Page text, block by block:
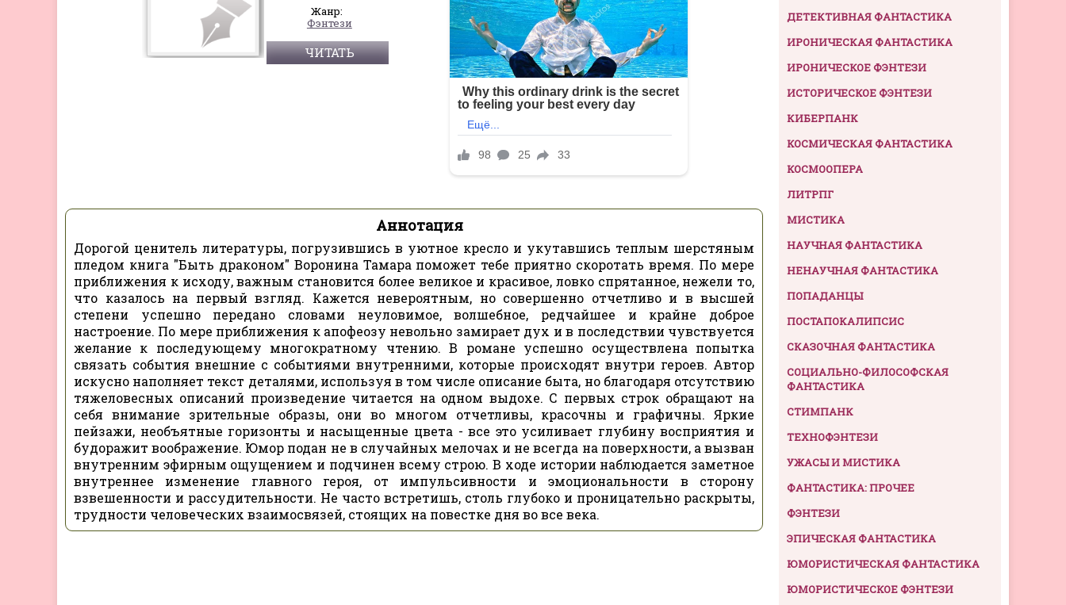
Жанр:
Фэнтези
ЧИТАТЬ
Аннотация
Дорогой ценитель литературы, погрузившись в уютное кресло и укутавшись теплым шерстяным
пледом книга "Быть драконом" Воронина Тамара поможет тебе приятно скоротать время. По мере
приближения к исходу, важным становится более великое и красивое, ловко спрятанное, нежели то,
что казалось на первый взгляд. Кажется невероятным, но совершенно отчетливо и в высшей
степени успешно передано словами неуловимое, волшебное, редчайшее и крайне доброе
настроение. По мере приближения к апофеозу невольно замирает дух и в последствии чувствуется
желание к последующему многократному чтению. В романе успешно осуществлена попытка
связать события внешние с событиями внутренними, которые происходят внутри героев. Автор
искусно наполняет текст деталями, используя в том числе описание быта, но благодаря отсутствию
тяжеловесных описаний произведение читается на одном выдохе. С первых строк обращают на
себя внимание зрительные образы, они во многом отчетливы, красочны и графичны. Яркие
пейзажи, необъятные горизонты и насыщенные цвета - все это усиливает глубину восприятия и
будоражит воображение. Юмор подан не в случайных мелочах и не всегда на поверхности, а вызван
внутренним эфирным ощущением и подчинен всему строю. В ходе истории наблюдается заметное
внутреннее изменение главного героя, от импульсивности и эмоциональности в сторону
взвешенности и рассудительности. Не часто встретишь, столь глубоко и проницательно раскрыты,
трудности человеческих взаимосвязей, стоящих на повестке дня во все века.
ДЕТЕКТИВНАЯ ФАНТАСТИКА
ИРОНИЧЕСКАЯ ФАНТАСТИКА
ИРОНИЧЕСКОЕ ФЭНТЕЗИ
ИСТОРИЧЕСКОЕ ФЭНТЕЗИ
КИБЕРПАНК
КОСМИЧЕСКАЯ ФАНТАСТИКА
КОСМООПЕРА
ЛИТРПГ
МИСТИКА
НАУЧНАЯ ФАНТАСТИКА
НЕНАУЧНАЯ ФАНТАСТИКА
ПОПАДАНЦЫ
ПОСТАПОКАЛИПСИС
СКАЗОЧНАЯ ФАНТАСТИКА
СОЦИАЛЬНО-ФИЛОСОФСКАЯ
ФАНТАСТИКА
СТИМПАНК
ТЕХНОФЭНТЕЗИ
УЖАСЫ И МИСТИКА
ФАНТАСТИКА: ПРОЧЕЕ
ФЭНТЕЗИ
ЭПИЧЕСКАЯ ФАНТАСТИКА
ЮМОРИСТИЧЕСКАЯ ФАНТАСТИКА
ЮМОРИСТИЧЕСКОЕ ФЭНТЕЗИ